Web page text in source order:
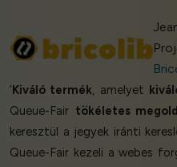
‘Kiváló termék, amelyet
Queue-Fair tökéletes
keresztül a jegyek iránti
Queue-Fair kezeli a webes